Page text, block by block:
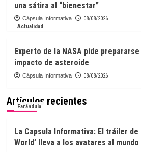
una sátira al “bienestar”
Cápsula Informativa
08/08/2026
Actualidad
Experto de la NASA pide
impacto de asteroide
Cápsula Informativa 08/08/2026
Artículos recientes
Farándula
La Capsula Informativa: El tráiler de
World’ lleva a los avatares al mundo